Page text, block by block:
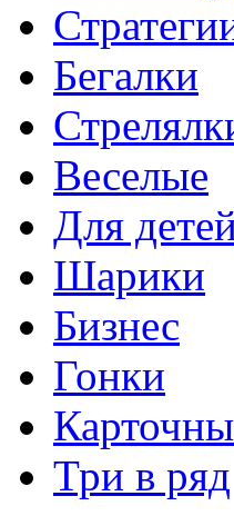
Бегалки
Веселые
Для
Шарики
Бизнес
Гонки
Три в ряд